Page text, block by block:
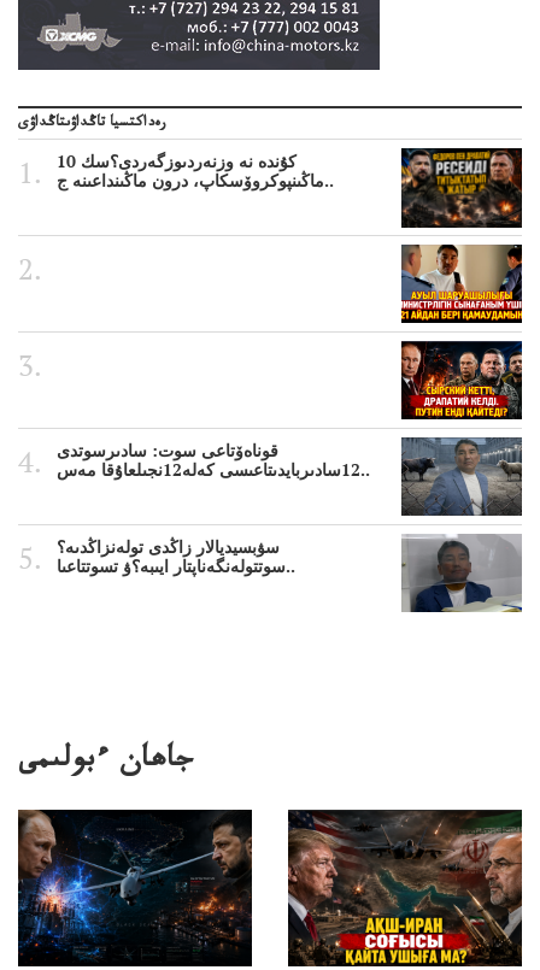
رەداكتسيا تاڭداۋىتاڭداۋى
10 كۇندە نە وزنەردىوزگەردى؟سك
ماڭىنپوكروۆسكاپ، درون ماڭىنداعىنە ج..
قوناەۆتاعى سوت: سادىرسوتدى
12سادىربايدىتاعىسى كەلە12نجىلعاۇقا مەس..
سۋبسيديالار زاڭدى تولەنزاڭدىە؟
سوتتولەنگەناپتار ايىبە؟ۋ تسوتتاعىا..
جاھان ءبولىمى